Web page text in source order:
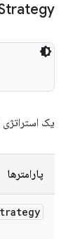
یک
پارامترها